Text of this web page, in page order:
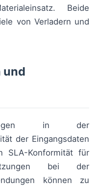
Beide
von Verladern und
und
liegen in der
der Eingangsdaten
SLA-Konformität für
bei der
können zu